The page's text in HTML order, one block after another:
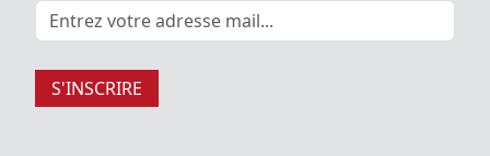
S'INSCRIRE